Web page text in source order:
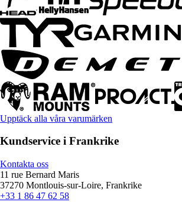
Upptäck alla våra varumärken
Kundservice i Frankrike
Kontakta oss
11 rue Bernard Maris
37270 Montlouis-sur-Loire, Frankrike
+33 1 86 47 62 58